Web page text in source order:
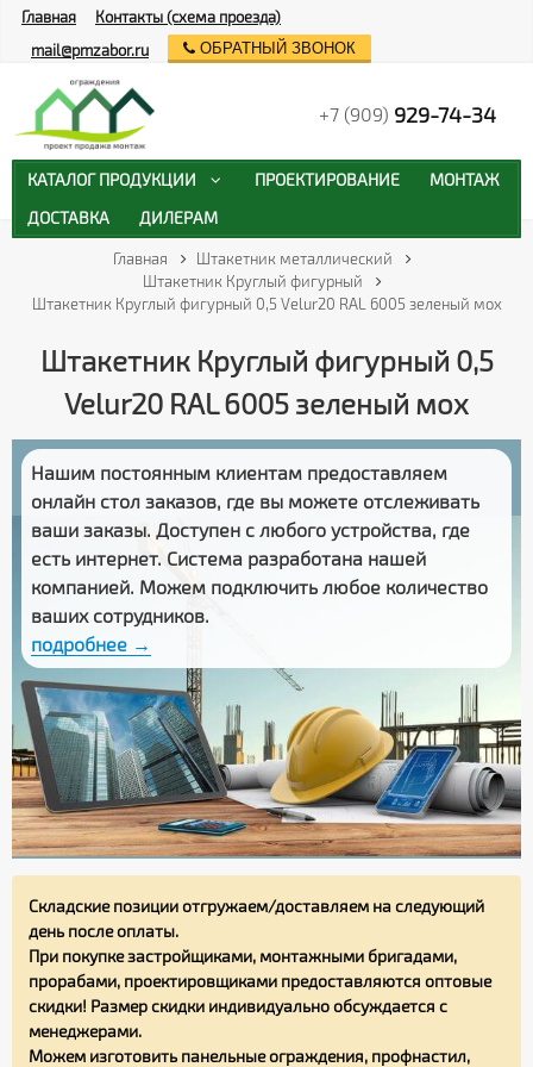
Главная
Штакетник металлический
Штакетник Круглый фигурный
Штакетник Круглый фигурный 0,5 Velur20 RAL 6005 зеленый мох
Штакетник Круглый фигурный 0,5
Velur20 RAL 6005 зеленый мох
Нашим постоянным клиентам предоставляем
онлайн стол заказов, где вы можете отслеживать
ваши заказы. Доступен с любого устройства, где
есть интернет. Система разработана нашей
компанией. Можем подключить любое количество
ваших сотрудников.
подробнее →
Складские позиции отгружаем/доставляем на следующий
день после оплаты.
При покупке застройщиками, монтажными бригадами,
прорабами, проектировщиками предоставляются оптовые
скидки! Размер скидки индивидуально обсуждается с
менеджерами.
Можем изготовить панельные ограждения, профнастил,
Главная
Контакты (схема проезда)
mail@pmzabor.ru
ОБРАТНЫЙ ЗВОНОК
+7 (909) 929-74-34
КАТАЛОГ ПРОДУКЦИИ ПРОЕКТИРОВАНИЕ
МОНТАЖ
ДОСТАВКА
ДИЛЕРАМ